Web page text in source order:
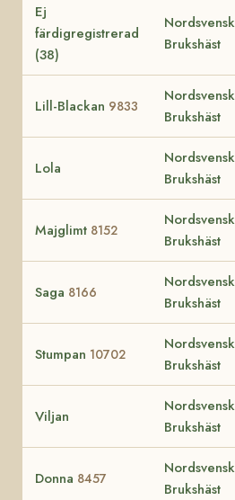
Ej
färdigregistrerad
(38)
Nordsvensk
Brukshäst
Lill-Blackan 9833
Nordsvensk
Brukshäst
Lola
Nordsvensk
Brukshäst
Majglimt 8152
Nordsvensk
Brukshäst
Saga 8166
Nordsvensk
Brukshäst
Stumpan 10702
Nordsvensk
Brukshäst
Viljan
Nordsvensk
Brukshäst
Donna 8457
Nordsvensk
Brukshäst